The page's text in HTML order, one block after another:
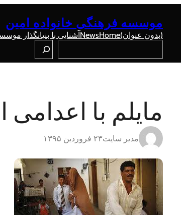
موسسه فرهنگی خانواده امین
(بدون عنوان)Home
Newsآشنایی با بنیانگذار
Search
مایلم با اعدامی
مدیر سایت۲۳ فروردین ۱۳۹۵